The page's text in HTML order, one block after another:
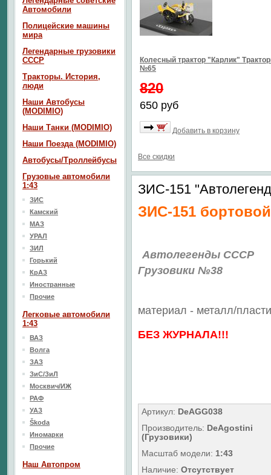
Колесный трактор "Карлик"
№65
820
650 руб
Добавить в корзину
Все скидки
ЗИС-151
ЗИС-151 бортовой
Автолегенды СССР
Грузовики №38
материал - металл/
БЕЗ ЖУРНАЛА!!!
Артикул: DeAGG038
Производитель: DeAgostini
(Грузовики)
Масштаб модели: 1:43
Наличие: Отсутствует
Автомобили
Полицейские машины
мира
Легендарные грузовики
СССР
Тракторы. История,
люди
Наши Автобусы
(MODIMIO)
Наши Танки (MODIMIO)
Наши Поезда (MODIMIO)
Автобусы/Троллейбусы
Грузовые автомобили
1:43
ЗИС
Камский
МАЗ
УРАЛ
ЗИЛ
Горький
КрАЗ
Иностранные
Прочие
Легковые автомобили
1:43
ВАЗ
Волга
ЗАЗ
ЗиС/ЗиЛ
Москвич/ИЖ
РАФ
УАЗ
Škoda
Иномарки
Прочие
Наш Aвтопром